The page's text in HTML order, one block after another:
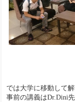
では大学に移動して
事前の講義はDr.Dini先